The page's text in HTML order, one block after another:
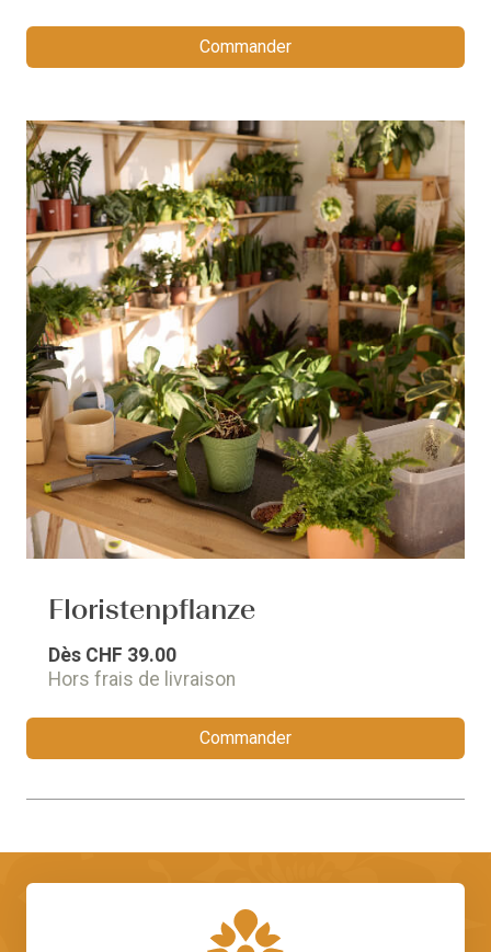
Commander
Floristenpflanze
Dès CHF 39.00
Hors frais de livraison
Commander